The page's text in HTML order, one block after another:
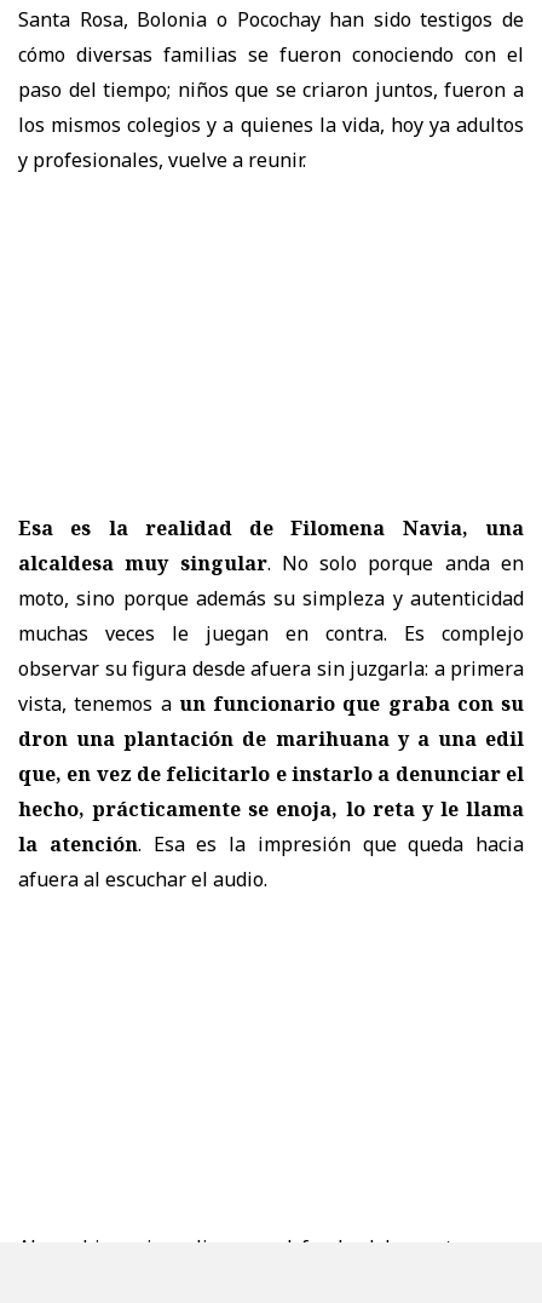
Santa Rosa, Bolonia o Pocochay han sido testigos de
cómo diversas familias se fueron conociendo con el
paso del tiempo; niños que se criaron juntos, fueron a
los mismos colegios y a quienes la vida, hoy ya adultos
y profesionales, vuelve a reunir.
Esa es la realidad de Filomena Navia, una
alcaldesa muy singular. No solo porque anda en
moto, sino porque además su simpleza y autenticidad
muchas veces le juegan en contra. Es complejo
observar su figura desde afuera sin juzgarla: a primera
vista, tenemos a un funcionario que graba con su
dron una plantación de marihuana y a una edil
que, en vez de felicitarlo e instarlo a denunciar el
hecho, prácticamente se enoja, lo reta y le llama
la atención. Esa es la impresión que queda hacia
afuera al escuchar el audio.
Ahora bien, si analizamos el fondo del asunto y nos